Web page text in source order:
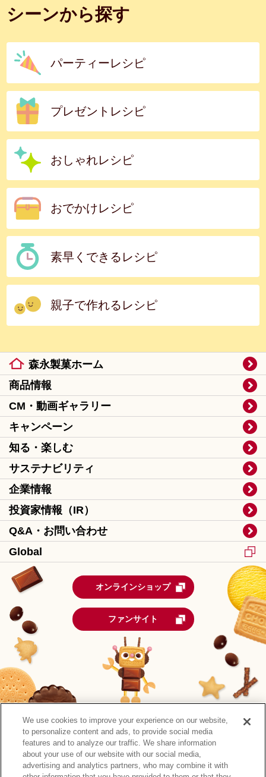
シーンから探す
パーティーレシピ
プレゼントレシピ
おしゃれレシピ
おでかけレシピ
素早くできるレシピ
親子で作れるレシピ
森永製菓ホーム
商品情報
CM・動画ギャラリー
キャンペーン
知る・楽しむ
サステナビリティ
企業情報
投資家情報（IR）
Q&A・お問い合わせ
Global
オンラインショップ
ファンサイト
We use cookies to improve your experience on our website,
to personalize content and ads, to provide social media
features and to analyze our traffic. We share information
about your use of our website with our social media,
advertising and analytics partners, who may combine it with